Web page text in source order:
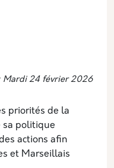
Mardi 24 février 2026
priorités de la
sa politique
actions afin
et Marseillais